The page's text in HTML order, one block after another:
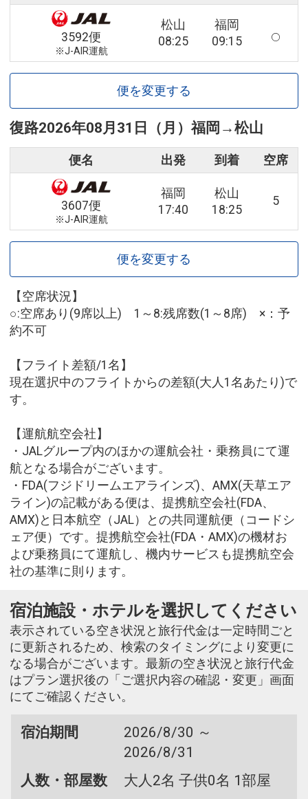
3592便
※J-AIR運航
松山
08:25
福岡
09:15
便を変更する
復路2026年08月31日（月）福岡 →松山
便名 出発 到着 空席
3607便
※J-AIR運航
福岡
17:40
松山
18:25
5
便を変更する
【空席状況】
○:空席あり(9席以上) 1～8:残席数(1～8席) ×：予
約不可
【フライト差額/1名】
現在選択中のフライトからの差額(大人1名あたり)で
す。
【運航航空会社】
・JALグループ内のほかの運航会社・乗務員にて運
航となる場合がございます。
・FDA(フジドリームエアラインズ)、AMX(天草エア
ライン)の記載がある便は、提携航空会社(FDA、
AMX)と日本航空（JAL）との共同運航便（コードシ
ェア便）です。提携航空会社(FDA・AMX)の機材お
よび乗務員にて運航し、機内サービスも提携航空会
社の基準に則ります。
宿泊施設・ホテルを選択してください
表示されている空き状況と旅行代金は一定時間ごと
に更新されるため、検索のタイミングにより変更に
なる場合がございます。最新の空き状況と旅行代金
はプラン選択後の「ご選択内容の確認・変更」画面
にてご確認ください。
宿泊期間
2026/8/30 ～
2026/8/31
人数・部屋数
大人2名 子供0名 1部屋